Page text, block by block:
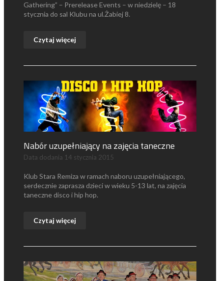
Gathering” – Prerelease Events – w niedzielę – 18
stycznia do sal Klubu na ul.Żabiej 8.
Czytaj więcej
Nabór uzupełniający na zajęcia taneczne
Data dodania 14 stycznia 2015
Klub Stara Remiza w ramach naboru uzupełniającego,
serdecznie zaprasza dzieci w wieku 5-13 lat, na zajęcia
taneczne disco i hip hop.
Czytaj więcej